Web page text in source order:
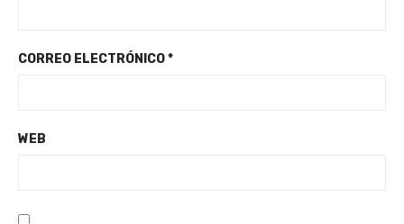
CORREO ELECTRÓNICO*
WEB